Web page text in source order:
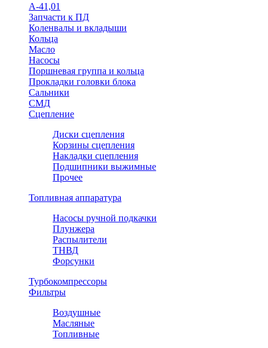
А-41,01
Запчасти к ПД
Коленвалы и вкладыши
Кольца
Масло
Насосы
Поршневая группа и кольца
Прокладки головки блока
Сальники
СМД
Сцепление
Диски сцепления
Корзины сцепления
Накладки сцепления
Подшипники выжимные
Прочее
Топливная аппаратура
Насосы ручной подкачки
Плунжера
Распылители
ТНВД
Форсунки
Турбокомпрессоры
Фильтры
Воздушные
Масляные
Топливные